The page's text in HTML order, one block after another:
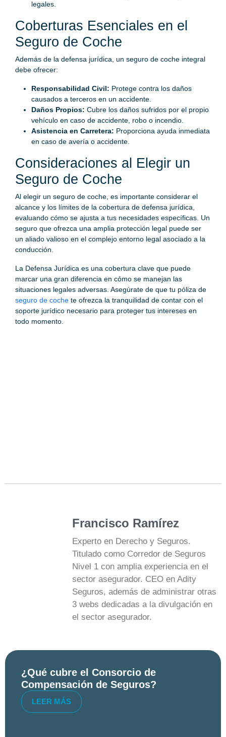
legales.
Coberturas Esenciales en el
Seguro de Coche
Además de la defensa jurídica, un seguro de coche integral
debe ofrecer:
Responsabilidad Civil: Protege contra los daños
causados a terceros en un accidente.
Daños Propios: Cubre los daños sufridos por el propio
vehículo en caso de accidente, robo o incendio.
Asistencia en Carretera: Proporciona ayuda inmediata
en caso de avería o accidente.
Consideraciones al Elegir un
Seguro de Coche
Al elegir un seguro de coche, es importante considerar el
alcance y los límites de la cobertura de defensa jurídica,
evaluando cómo se ajusta a tus necesidades específicas. Un
seguro que ofrezca una amplia protección legal puede ser
un aliado valioso en el complejo entorno legal asociado a la
conducción.
La Defensa Jurídica es una cobertura clave que puede
marcar una gran diferencia en cómo se manejan las
situaciones legales adversas. Asegúrate de que tu póliza de
seguro de coche te ofrezca la tranquilidad de contar con el
soporte jurídico necesario para proteger tus intereses en
todo momento.
Francisco Ramírez
Experto en Derecho y Seguros.
Titulado como Corredor de Seguros
Nivel 1 con amplia experiencia en el
sector asegurador. CEO en Adity
Seguros, además de administrar otras
3 webs dedicadas a la divulgación en
el sector asegurador.
¿Qué cubre el Consorcio de
Compensación de Seguros?
LEER MÁS